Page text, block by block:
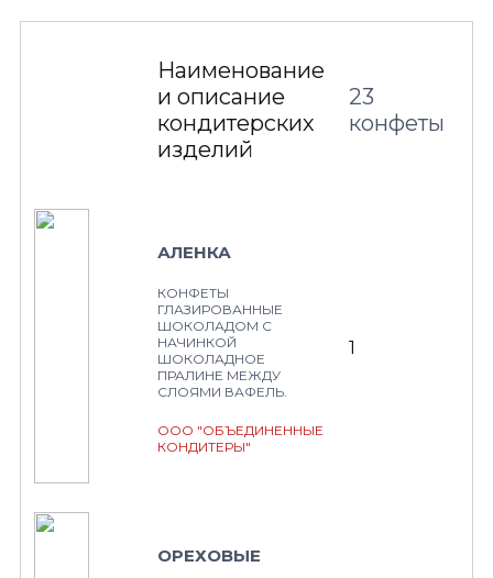
Наименование
и описание
кондитерских
изделий
23
конфеты
АЛЕНКА
КОНФЕТЫ
ГЛАЗИРОВАННЫЕ
ШОКОЛАДОМ С
НАЧИНКОЙ
ШОКОЛАДНОЕ
ПРАЛИНЕ МЕЖДУ
СЛОЯМИ ВАФЕЛЬ.
ООО "ОБЪЕДИНЕННЫЕ
КОНДИТЕРЫ"
1
ОРЕХОВЫЕ